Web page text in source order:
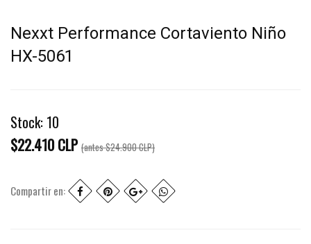
Nexxt Performance Cortaviento Niño
HX-5061
Stock: 10
$22.410 CLP (antes$24.900 CLP)
Compartir en: